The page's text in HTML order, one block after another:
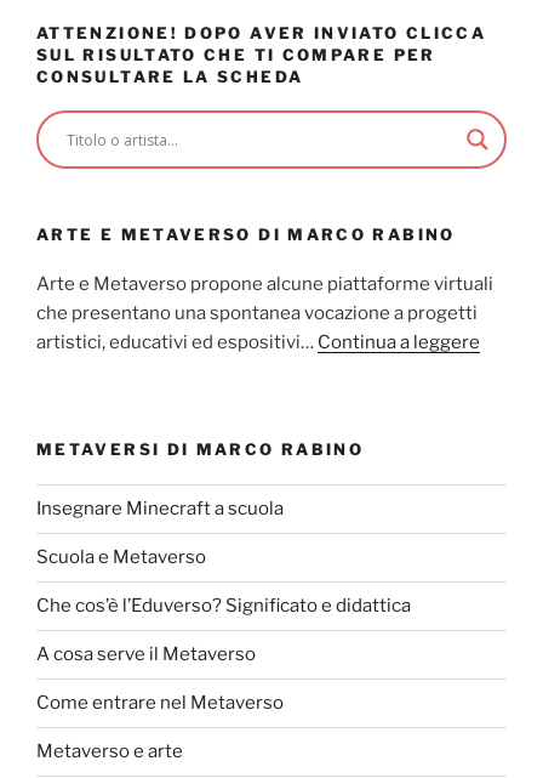
ATTENZIONE! DOPO AVER INVIATO CLICCA
SUL RISULTATO CHE TI COMPARE PER
CONSULTARE LA SCHEDA
ARTE E METAVERSO DI MARCO RABINO
Arte e Metaverso propone alcune piattaforme virtuali
che presentano una spontanea vocazione a progetti
artistici, educativi ed espositivi… Continua a leggere
METAVERSI DI MARCO RABINO
Insegnare Minecraft a scuola
Scuola e Metaverso
Che cos’è l’Eduverso? Significato e didattica
A cosa serve il Metaverso
Come entrare nel Metaverso
Metaverso e arte